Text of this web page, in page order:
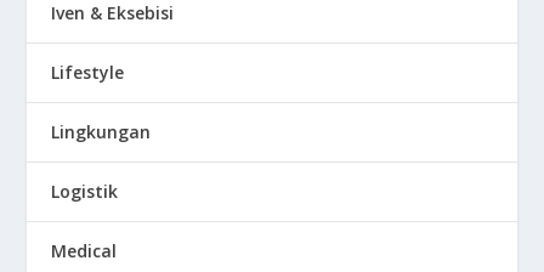
Iven & Eksebisi
Lifestyle
Lingkungan
Logistik
Medical